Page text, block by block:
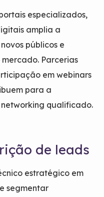
especializados,
amplia a
públicos e
Parcerias
em webinars
para a
qualificado.
de leads
estratégico em
segmentar